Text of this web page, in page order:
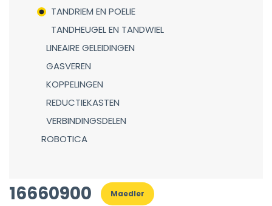
TANDRIEM EN POELIE
TANDHEUGEL EN TANDWIEL
LINEAIRE GELEIDINGEN
GASVEREN
KOPPELINGEN
REDUCTIEKASTEN
VERBINDINGSDELEN
ROBOTICA
16660900 Maedler